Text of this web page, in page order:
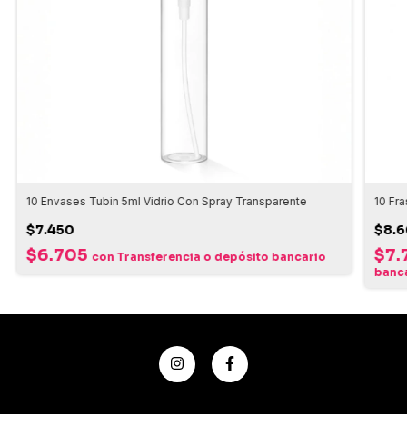
10 Envases Tubin 5ml Vidrio Con Spray Transparente
$7.450
$6.705 con Transferencia o depósito bancario
10